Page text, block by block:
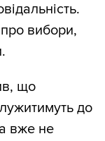
вибори,
що
до
вже не